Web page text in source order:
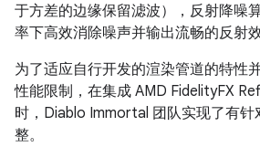
于方差的边缘保留滤波），反射降噪
率下高效消除噪声并输出流畅的反射效
为了适应自行开发的渲染管道的特性
性能限制，在集成 AMD FidelityFX
时，Diablo Immortal 团队实现了有针
整。